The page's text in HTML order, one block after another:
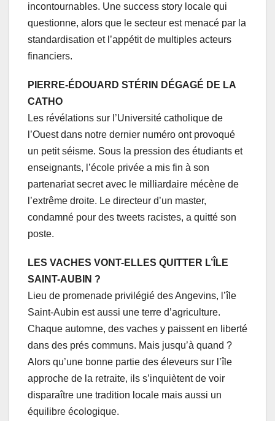
incontournables. Une success story locale qui
questionne, alors que le secteur est menacé par la
standardisation et l’appétit de multiples acteurs
financiers.
PIERRE-ÉDOUARD STÉRIN DÉGAGÉ DE LA
CATHO
Les révélations sur l’Université catholique de
l’Ouest dans notre dernier numéro ont provoqué
un petit séisme. Sous la pression des étudiants et
enseignants, l’école privée a mis fin à son
partenariat secret avec le milliardaire mécène de
l’extrême droite. Le directeur d’un master,
condamné pour des tweets racistes, a quitté son
poste.
LES VACHES VONT-ELLES QUITTER L’ÎLE
SAINT-AUBIN ?
Lieu de promenade privilégié des Angevins, l’île
Saint-Aubin est aussi une terre d’agriculture.
Chaque automne, des vaches y paissent en liberté
dans des prés communs. Mais jusqu’à quand ?
Alors qu’une bonne partie des éleveurs sur l’île
approche de la retraite, ils s’inquiètent de voir
disparaître une tradition locale mais aussi un
équilibre écologique.